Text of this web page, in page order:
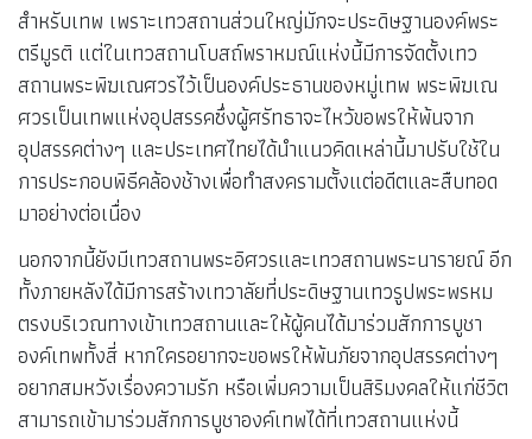
สำหรับเทพ เพราะเทวสถานส่วนใหญ่มักจะประดิษฐานองค์พระ
ตรีมูรติ แต่ในเทวสถานโบสถ์พราหมณ์แห่งนี้มีการจัดตั้งเทว
สถานพระพิฆเณศวรไว้เป็นองค์ประธานของหมู่เทพ พระพิฆเณ
ศวรเป็นเทพแห่งอุปสรรคซึ่งผู้ศรัทธาจะไหว้ขอพรให้พ้นจาก
อุปสรรคต่างๆ และประเทศไทยได้นำแนวคิดเหล่านี้มาปรับใช้ใน
การประกอบพิธีคล้องช้างเพื่อทำสงครามตั้งแต่อดีตและสืบทอด
มาอย่างต่อเนื่อง
นอกจากนี้ยังมีเทวสถานพระอิศวรและเทวสถานพระนารายณ์ อีก
ทั้งภายหลังได้มีการสร้างเทวาลัยที่ประดิษฐานเทวรูปพระพรหม
ตรงบริเวณทางเข้าเทวสถานและให้ผู้คนได้มาร่วมสักการบูชา
องค์เทพทั้งสี่ หากใครอยากจะขอพรให้พ้นภัยจากอุปสรรคต่างๆ
อยากสมหวังเรื่องความรัก หรือเพิ่มความเป็นสิริมงคลให้แก่ชีวิต
สามารถเข้ามาร่วมสักการบูชาองค์เทพได้ที่เทวสถานแห่งนี้